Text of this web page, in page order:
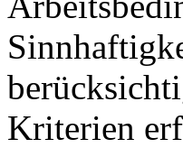
Kriterien